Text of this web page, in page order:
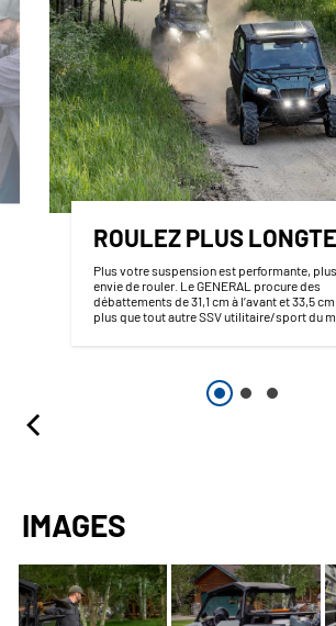
ROULEZ PLUS
Plus votre suspension est performante,
envie de rouler. Le GENERAL procure des
débattements de 31,1 cm à l’avant et 33,5 cm
plus que tout autre SSV utilitaire/sport du
IMAGES